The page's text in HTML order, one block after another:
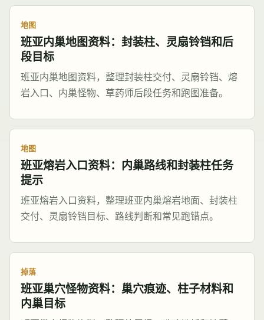
地图
班亚内巢地图资料：封装柱、灵扇铃铛和后
段目标
班亚内巢地图资料，整理封装柱交付、灵扇铃铛、熔
岩入口、内巢怪物、草药师后段任务和跑图准备。
地图
班亚熔岩入口资料：内巢路线和封装柱任务
提示
班亚熔岩入口资料，整理班亚内巢熔岩地面、封装柱
交付、灵扇铃铛目标、路线判断和常见跑错点。
掉落
班亚巢穴怪物资料：巢穴痕迹、柱子材料和
内巢目标